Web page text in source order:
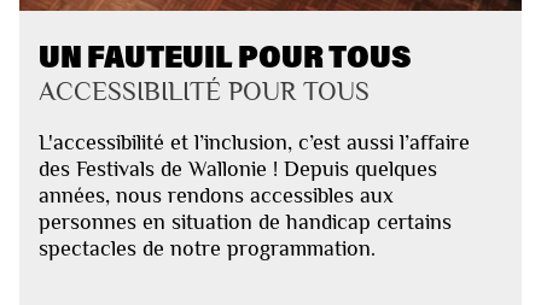
UN FAUTEUIL POUR TOUS
ACCESSIBILITÉ POUR TOUS
L'accessibilité et l’inclusion, c’est aussi l’affaire
des Festivals de Wallonie ! Depuis quelques
années, nous rendons accessibles aux
personnes en situation de handicap certains
spectacles de notre programmation.